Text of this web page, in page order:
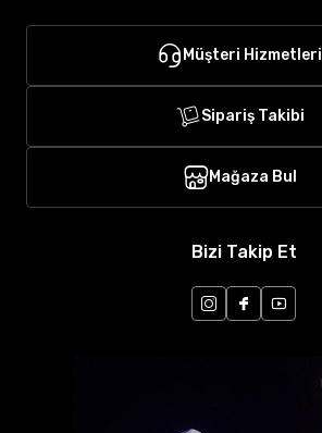
Müşteri Hizmetleri
Sipariş Takibi
Mağaza Bul
Bizi Takip Et